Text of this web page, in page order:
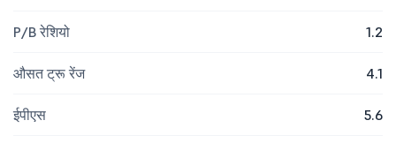
P/B रेशियो 1.2
औसत ट्रू रेंज 4.1
ईपीएस 5.6